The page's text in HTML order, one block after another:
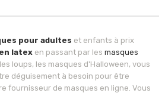
pour adultes et enfants à prix
latex en passant par les masques
loups, les masques d'Halloween, vous
déguisement à besoin pour être
fournisseur de masques en ligne. Vous